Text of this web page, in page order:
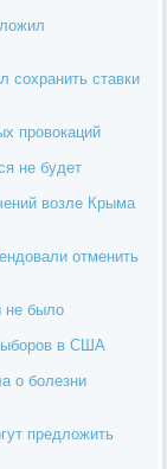
сохранить ставки
провокаций
не будет
возле Крыма
отменить
не было
в США
о болезни
предложить